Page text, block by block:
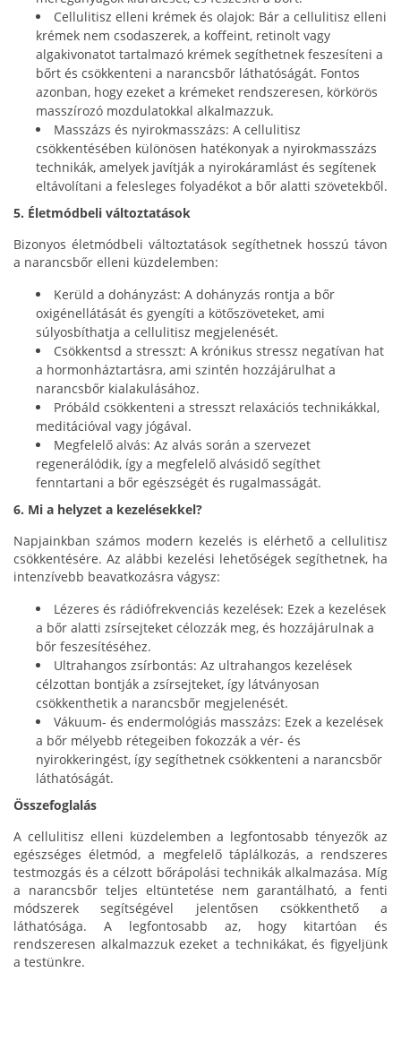
Cellulitisz elleni krémek és olajok: Bár a cellulitisz elleni
krémek nem csodaszerek, a koffeint, retinolt vagy
algakivonatot tartalmazó krémek segíthetnek feszesíteni a
bőrt és csökkenteni a narancsbőr láthatóságát. Fontos
azonban, hogy ezeket a krémeket rendszeresen, körkörös
masszírozó mozdulatokkal alkalmazzuk.
Masszázs és nyirokmasszázs: A cellulitisz
csökkentésében különösen hatékonyak a nyirokmasszázs
technikák, amelyek javítják a nyirokáramlást és segítenek
eltávolítani a felesleges folyadékot a bőr alatti szövetekből.
5. Életmódbeli változtatások
Bizonyos életmódbeli változtatások segíthetnek hosszú távon
a narancsbőr elleni küzdelemben:
Kerüld a dohányzást: A dohányzás rontja a bőr
oxigénellátását és gyengíti a kötőszöveteket, ami
súlyosbíthatja a cellulitisz megjelenését.
Csökkentsd a stresszt: A krónikus stressz negatívan hat
a hormonháztartásra, ami szintén hozzájárulhat a
narancsbőr kialakulásához.
Próbáld csökkenteni a stresszt relaxációs technikákkal,
meditációval vagy jógával.
Megfelelő alvás: Az alvás során a szervezet
regenerálódik, így a megfelelő alvásidő segíthet
fenntartani a bőr egészségét és rugalmasságát.
6. Mi a helyzet a kezelésekkel?
Napjainkban számos modern kezelés is elérhető a cellulitisz
csökkentésére. Az alábbi kezelési lehetőségek segíthetnek, ha
intenzívebb beavatkozásra vágysz:
Lézeres és rádiófrekvenciás kezelések: Ezek a kezelések
a bőr alatti zsírsejteket célozzák meg, és hozzájárulnak a
bőr feszesítéséhez.
Ultrahangos zsírbontás: Az ultrahangos kezelések
célzottan bontják a zsírsejteket, így látványosan
csökkenthetik a narancsbőr megjelenését.
Vákuum- és endermológiás masszázs: Ezek a kezelések
a bőr mélyebb rétegeiben fokozzák a vér- és
nyirokkeringést, így segíthetnek csökkenteni a narancsbőr
láthatóságát.
Összefoglalás
A cellulitisz elleni küzdelemben a legfontosabb tényezők az
egészséges életmód, a megfelelő táplálkozás, a rendszeres
testmozgás és a célzott bőrápolási technikák alkalmazása. Míg
a narancsbőr teljes eltüntetése nem garantálható, a fenti
módszerek segítségével jelentősen csökkenthető a
láthatósága. A legfontosabb az, hogy kitartóan és
rendszeresen alkalmazzuk ezeket a technikákat, és figyeljünk
a testünkre.